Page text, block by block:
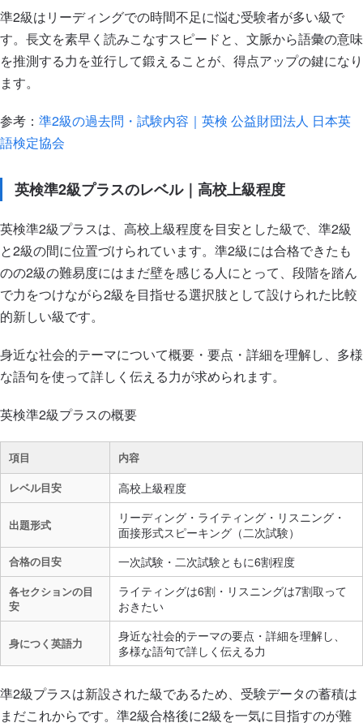
準2級はリーディングでの時間不足に悩む受験者が多い級で
す。長文を素早く読みこなすスピードと、文脈から語彙の意味
を推測する力を並行して鍛えることが、得点アップの鍵になり
ます。
参考： 準2級の過去問・試験内容｜英検 公益財団法人 日本英
語検定協会
英検準2級プラスのレベル｜高校上級程度
英検準2級プラスは、高校上級程度を目安とした級で、準2級
と2級の間に位置づけられています。準2級には合格できたも
のの2級の難易度にはまだ壁を感じる人にとって、段階を踏ん
で力をつけながら2級を目指せる選択肢として設けられた比較
的新しい級です。
身近な社会的テーマについて概要・要点・詳細を理解し、多様
な語句を使って詳しく伝える力が求められます。
英検準2級プラスの概要
項目
内容
レベル目安
高校上級程度
出題形式
リーディング・ライティング・リスニング・
面接形式スピーキング（二次試験）
合格の目安 一次試験・二次試験ともに6割程度
各セクションの目
安
ライティングは6割・リスニングは7割取って
おきたい
身につく英語力
身近な社会的テーマの要点・詳細を理解し、
多様な語句で詳しく伝える力
準2級プラスは新設された級であるため、受験データの蓄積は
まだこれからです。準2級合格後に2級を一気に目指すのが難